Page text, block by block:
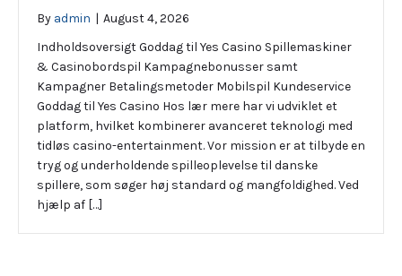
By admin | August 4, 2026
Indholdsoversigt Goddag til Yes Casino Spillemaskiner
& Casinobordspil Kampagnebonusser samt
Kampagner Betalingsmetoder Mobilspil Kundeservice
Goddag til Yes Casino Hos lær mere har vi udviklet et
platform, hvilket kombinerer avanceret teknologi med
tidløs casino-entertainment. Vor mission er at tilbyde en
tryg og underholdende spilleoplevelse til danske
spillere, som søger høj standard og mangfoldighed. Ved
hjælp af […]